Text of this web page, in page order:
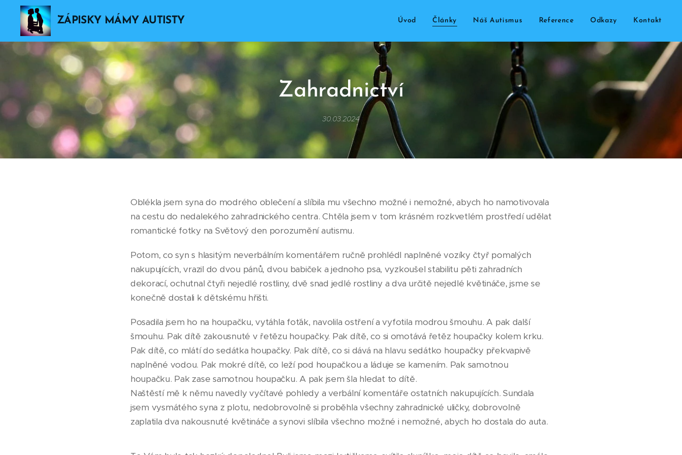
ZÁPISKY MÁMY AUTISTY Úvod Články Náš Autismus Reference Odkazy Kontakt
Zahradnictví
30.03.2024
Oblékla jsem syna do modrého oblečení a slíbila mu všechno možné i nemožné, abych ho namotivovala
na cestu do nedalekého zahradnického centra. Chtěla jsem v tom krásném rozkvetlém prostředí udělat
romantické fotky na Světový den porozumění autismu.
Potom, co syn s hlasitým neverbálním komentářem ručně prohlédl naplněné vozíky čtyř pomalých
nakupujících, vrazil do dvou pánů, dvou babiček a jednoho psa, vyzkoušel stabilitu pěti zahradních
dekorací, ochutnal čtyři nejedlé rostliny, dvě snad jedlé rostliny a dva určitě nejedlé květináče, jsme se
konečně dostali k dětskému hřišti.
Posadila jsem ho na houpačku, vytáhla foťák, navolila ostření a vyfotila modrou šmouhu. A pak další
šmouhu. Pak dítě zakousnuté v řetězu houpačky. Pak dítě, co si omotává řetěz houpačky kolem krku.
Pak dítě, co mlátí do sedátka houpačky. Pak dítě, co si dává na hlavu sedátko houpačky překvapivě
naplněné vodou. Pak mokré dítě, co leží pod houpačkou a láduje se kamením. Pak samotnou
houpačku. Pak zase samotnou houpačku. A pak jsem šla hledat to dítě.
Naštěstí mě k němu navedly vyčítavé pohledy a verbální komentáře ostatních nakupujících. Sundala
jsem vysmátého syna z plotu, nedobrovolně si proběhla všechny zahradnické uličky, dobrovolně
zaplatila dva nakousnuté květináče a synovi slíbila všechno možné i nemožné, abych ho dostala do auta.